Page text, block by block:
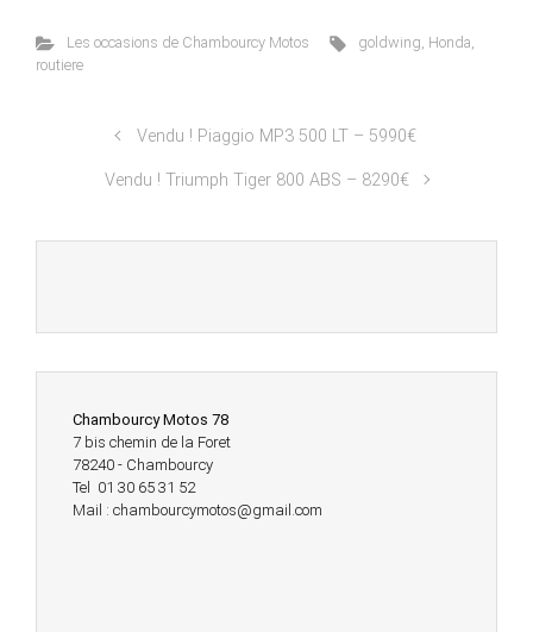
Les occasions de Chambourcy Motos goldwing, Honda,
routiere
Vendu ! Piaggio MP3 500 LT – 5990€
Vendu ! Triumph Tiger 800 ABS – 8290€
Chambourcy Motos 78
7 bis chemin de la Foret
78240 - Chambourcy
Tel 01 30 65 31 52
Mail : chambourcymotos@gmail.com